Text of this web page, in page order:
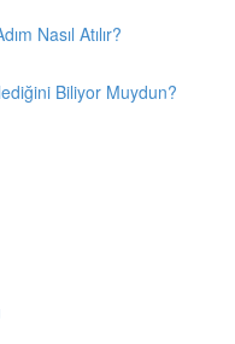
Nasıl Atılır?
Biliyor Muydun?